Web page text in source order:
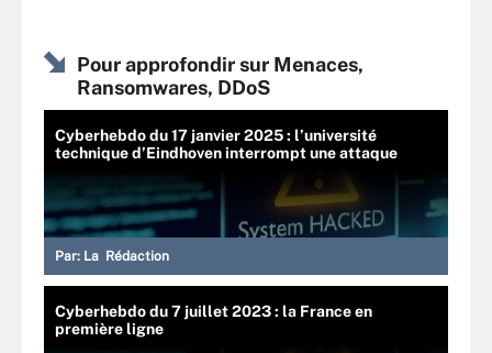
Pour approfondir sur Menaces,
Ransomwares, DDoS
Cyberhebdo du 17 janvier 2025 : l’université
technique d’Eindhoven interrompt une attaque
Par: La Rédaction
Cyberhebdo du 7 juillet 2023 : la France en
première ligne